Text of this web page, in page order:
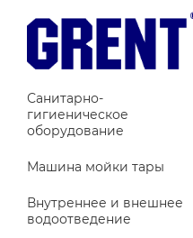
Санитарно-
гигиеническое
оборудование
Машина мойки тары
Внутреннее и внешнее
водоотведение